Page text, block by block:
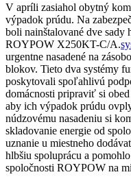
V apríli zasiahol obytný
výpadok prúdu. Na
boli nainštalované dve sady
ROYPOW X250KT-C/A.
urgentne nasadené na
blokov. Tieto dva systémy
poskytovali spoľahlivú
domácnosti pripraviť si
aby ich výpadok prúdu
núdzovému nasadeniu si
skladovanie energie od
uznanie u miestneho
hlbšiu spoluprácu a
spoločnosti ROYPOW na